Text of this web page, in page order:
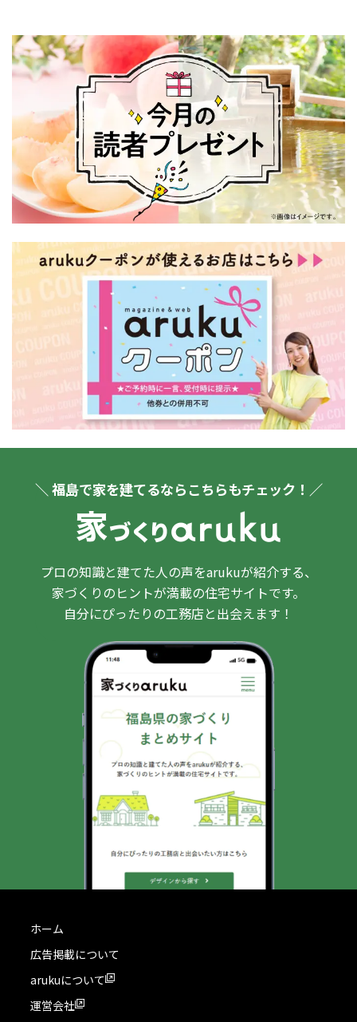
＼ 福島で家を建てるならこちらもチェック！／
プロの知識と建てた人の声をarukuが紹介する、
家づくりのヒントが満載の住宅サイトです。
自分にぴったりの工務店と出会えます！
ホーム
広告掲載について
arukuについて
運営会社